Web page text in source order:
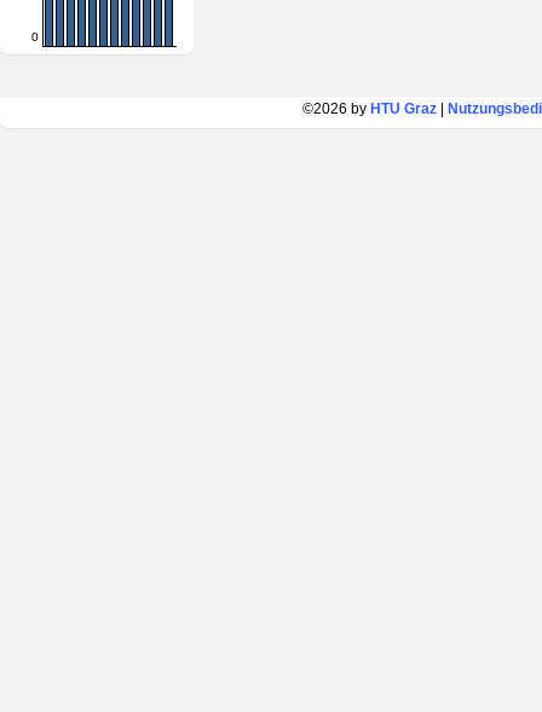
0
©2026 by HTU Graz|